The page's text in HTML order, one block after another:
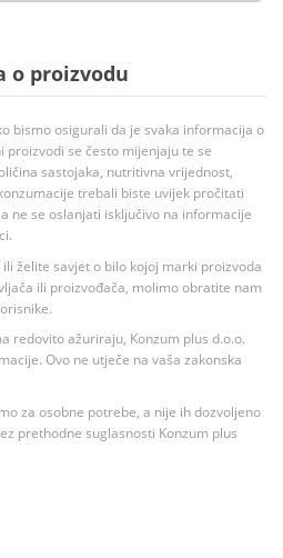
o proizvodu
bismo osigurali da je svaka informacija o
se često mijenjaju te se
sastojaka, nutritivna vrijednost,
trebali biste uvijek pročitati
ne se oslanjati isključivo na informacije
želite savjet o bilo kojoj marki proizvoda
ili proizvođača, molimo obratite nam
redovito ažuriraju, Konzum plus d.o.o.
Ovo ne utječe na vaša zakonska
za osobne potrebe, a nije ih dozvoljeno
prethodne suglasnosti Konzum plus